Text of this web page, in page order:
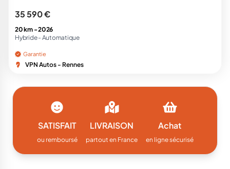
35 590 €
20 km -2026
Hybride - Automatique
Garantie
VPN Autos - Rennes
SATISFAIT
ou remboursé
LIVRAISON
partout en France
Achat
en ligne sécurisé